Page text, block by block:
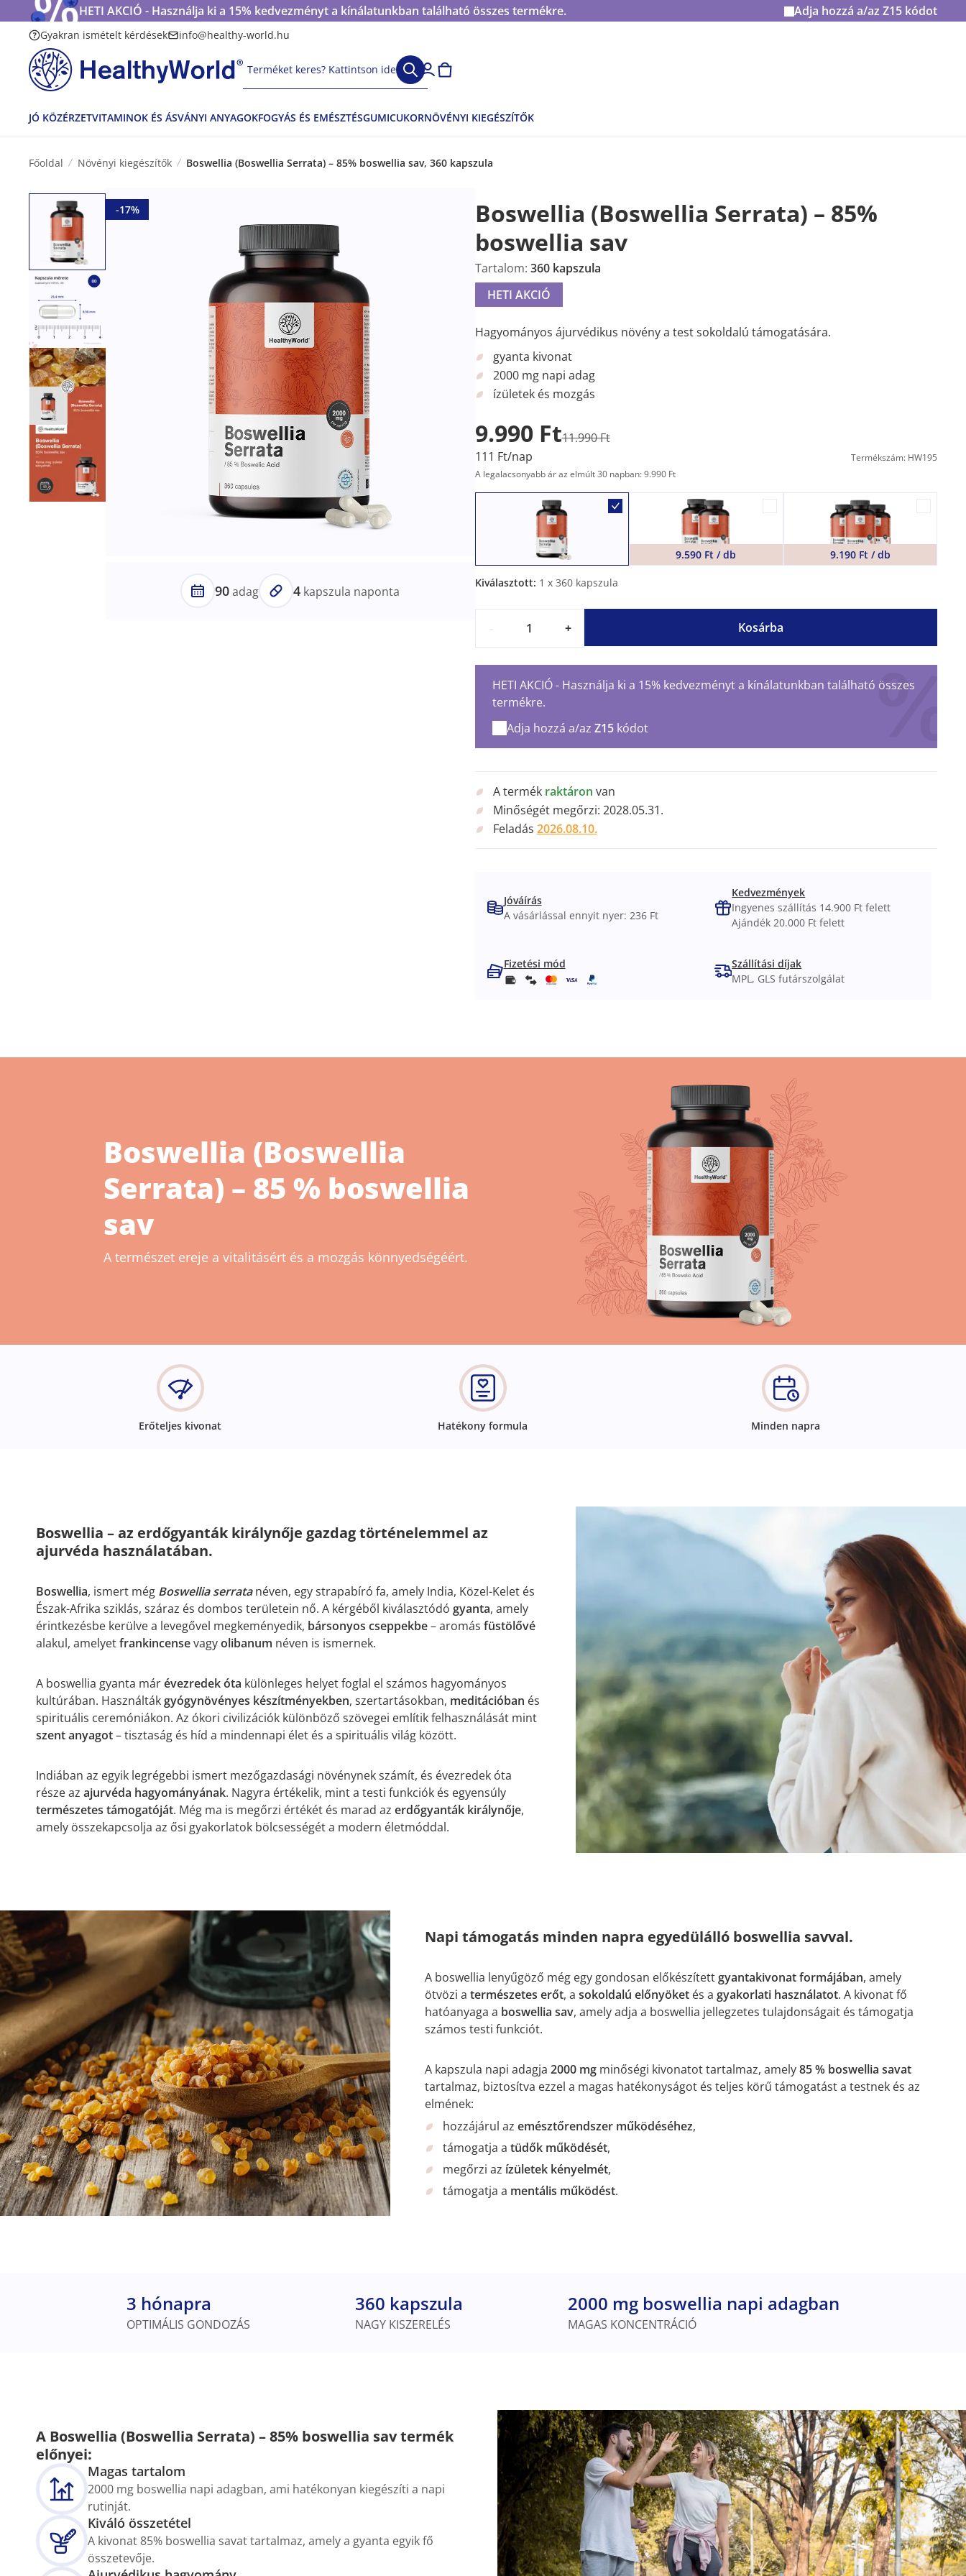
HETI AKCIÓ - Használja ki a 15% kedvezményt a kínálatunkban található összes termékre. Adja hozzá a/az Z15 kódot
Gyakran ismételt kérdések info@healthy-world.hu
Terméket keres? Kattintson ide
JÓ KÖZÉRZETVITAMINOK ÉS ÁSVÁNYI ANYAGOKFOGYÁS ÉS EMÉSZTÉSGUMICUKORNÖVÉNYI KIEGÉSZÍTŐK
Főoldal Növényi kiegészítők Boswellia (Boswellia Serrata) – 85% boswellia sav, 360 kapszula
-17%
90adag 4 kapszula naponta
Boswellia (Boswellia Serrata) – 85%
boswellia sav
Tartalom: 360 kapszula
HETI AKCIÓ
Hagyományos ájurvédikus növény a test sokoldalú támogatására.
gyanta kivonat
2000 mg napi adag
ízületek és mozgás
9.990 Ft11.990 Ft
111 Ft/nap
Termékszám: HW195
A legalacsonyabb ár az elmúlt 30 napban: 9.990 Ft
9.590 Ft / db 9.190 Ft / db
Kiválasztott: 1 x 360 kapszula
+ Kosárba
HETI AKCIÓ - Használja ki a 15% kedvezményt a kínálatunkban található összes
termékre.
Adja hozzá a/az Z15kódot
A termék raktáron van
Minőségét megőrzi: 2028.05.31.
Feladás 2026.08.10.
Jóváírás
A vásárlással ennyit nyer: 236 Ft
Kedvezmények
Ingyenes szállítás 14.900 Ft felett
Ajándék 20.000 Ft felett
Fizetési mód
Szállítási díjak
MPL, GLS futárszolgálat
Boswellia (Boswellia
Serrata) – 85 % boswellia
sav
A természet ereje a vitalitásért és a mozgás könnyedségéért.
Erőteljes kivonat Hatékony formula Minden napra
Boswellia – az erdőgyanták királynője gazdag történelemmel az
ajurvéda használatában.
Boswellia, ismert még Boswellia serratanéven, egy strapabíró fa, amely India, Közel-Kelet és
Észak-Afrika sziklás, száraz és dombos területein nő. A kérgéből kiválasztódó gyanta, amely
érintkezésbe kerülve a levegővel megkeményedik, bársonyos cseppekbe– aromás füstölővé
alakul, amelyetfrankincensevagyolibanum néven is ismernek.
A boswellia gyanta márévezredek óta különleges helyet foglal el számos hagyományos
kultúrában. Használtákgyógynövényes készítményekben, szertartásokban, meditációban és
spirituális ceremóniákon. Az ókori civilizációk különböző szövegei említik felhasználását mint
szent anyagot– tisztaság és híd a mindennapi élet és a spirituális világ között.
Indiában az egyik legrégebbi ismert mezőgazdasági növénynek számít, és évezredek óta
része az ajurvéda hagyományának. Nagyra értékelik, mint a testi funkciók és egyensúly
természetes támogatóját. Még ma is megőrzi értékét és marad az erdőgyanták királynője,
amely összekapcsolja az ősi gyakorlatok bölcsességét a modern életmóddal.
Napi támogatás minden napra egyedülálló boswellia savval.
A boswellia lenyűgöző még egy gondosan előkészítettgyantakivonat formájában, amely
ötvözi atermészetes erőt, asokoldalú előnyöket és agyakorlati használatot. A kivonat fő
hatóanyaga a boswellia sav, amely adja a boswellia jellegzetes tulajdonságait és támogatja
számos testi funkciót.
A kapszula napi adagja2000 mg minőségi kivonatot tartalmaz, amely85 % boswellia savat
tartalmaz, biztosítva ezzel a magas hatékonyságot és teljes körű támogatást a testnek és az
elmének:
hozzájárul azemésztőrendszer működéséhez,
támogatja atüdők működését,
megőrzi az ízületek kényelmét,
támogatja a mentális működést.
3 hónapra
OPTIMÁLIS GONDOZÁS
360 kapszula
NAGY KISZERELÉS
2000 mg boswellia napi adagban
MAGAS KONCENTRÁCIÓ
A Boswellia (Boswellia Serrata) – 85% boswellia sav termék
előnyei:
Magas tartalom
2000 mg boswellia napi adagban, ami hatékonyan kiegészíti a napi
rutinját.
Kiváló összetétel
A kivonat 85% boswellia savat tartalmaz, amely a gyanta egyik fő
összetevője.